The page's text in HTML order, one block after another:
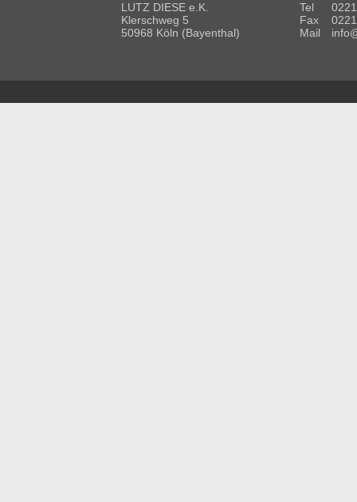
LUTZ DIESE e.K.
Klerschweg 5
50968 Köln (Bayenthal)
Tel
Fax
Mail